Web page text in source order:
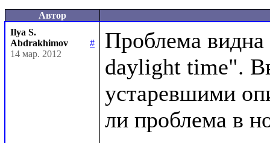
Автор
Ilya S.
Abdrakhimov
#
14 мар. 2012
Проблема
daylight time".
устаревшими
ли проблема в